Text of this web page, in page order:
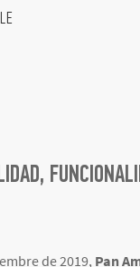
de 2019, Pan